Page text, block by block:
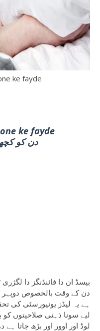
ke fayde
ke fayde
دن کو
بیسڈ ان دا فائنڈنگز دا
دن کے وقت بالخصوص دوپہر
ہے یہ لیڈز یونیورسٹی کی
لیے سونا ذہنی صلاحیتوں
لوڈ اور اوور اور بڑھ جاتا